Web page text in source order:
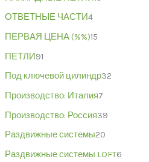
ОТВЕТНЫЕ ЧАСТИ4
ПЕРВАЯ ЦЕНА (%%)15
ПЕТЛИ91
Под ключевой цилиндр32
Производство: Италия7
Производство: Россия39
Раздвижные системы20
Раздвижные системы LOFT6